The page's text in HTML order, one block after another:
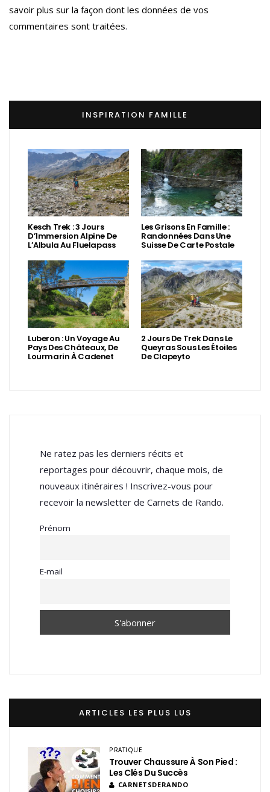
savoir plus sur la façon dont les données de vos
commentaires sont traitées.
INSPIRATION FAMILLE
Kesch Trek : 3 Jours
D’Immersion Alpine De
L’Albula Au Fluelapass
Les Grisons En Famille :
Randonnées Dans Une
Suisse De Carte Postale
Luberon : Un Voyage Au
Pays Des Châteaux, De
Lourmarin À Cadenet
2 Jours De Trek Dans Le
Queyras Sous Les Étoiles
De Clapeyto
Ne ratez pas les derniers récits et
reportages pour découvrir, chaque mois, de
nouveaux itinéraires ! Inscrivez-vous pour
recevoir la newsletter de Carnets de Rando.
Prénom
E-mail
ARTICLES LES PLUS LUS
PRATIQUE
Trouver Chaussure À Son Pied :
Les Clés Du Succès
CARNETSDERANDO